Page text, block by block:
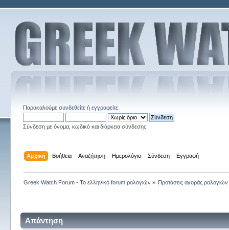
Παρακαλούμε συνδεθείτεή εγγραφείτε.
Σύνδεση με όνομα, κωδικό και διάρκεια σύνδεσης
Αρχική Βοήθεια Αναζήτηση Ημερολόγιο Σύνδεση Εγγραφή
Greek Watch Forum - Το ελληνικό forum ρολογιών » Προτάσεις αγοράς ρολογιών
Απάντηση